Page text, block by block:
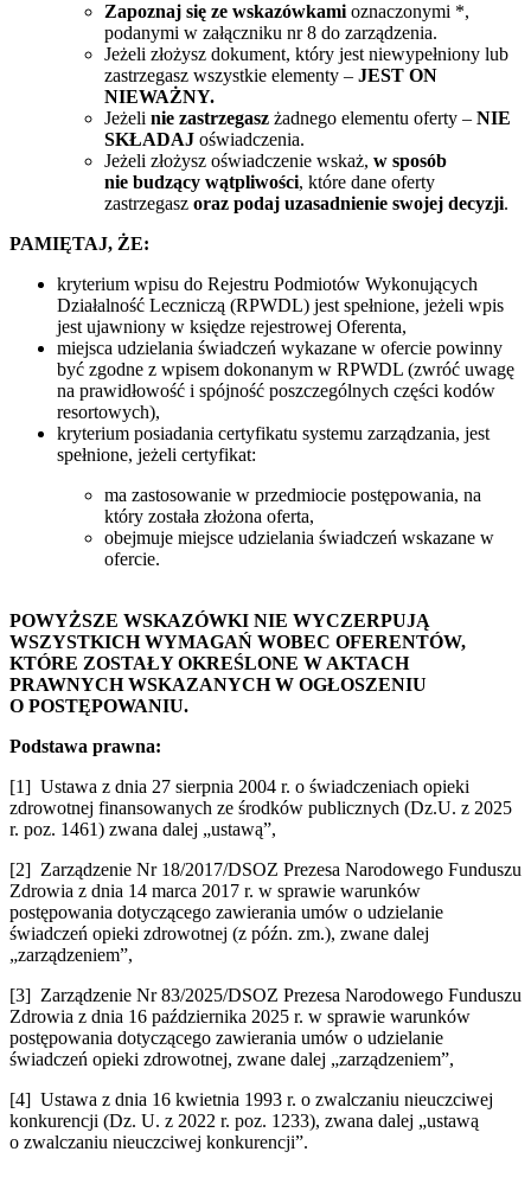
Zapoznaj się ze wskazówkami oznaczonymi *,
podanymi w załączniku nr 8 do zarządzenia.
Jeżeli złożysz dokument, który jest niewypełniony lub
zastrzegasz wszystkie elementy – JEST ON
NIEWAŻNY.
Jeżeli nie zastrzegasz żadnego elementu oferty – NIE
SKŁADAJ oświadczenia.
Jeżeli złożysz oświadczenie wskaż, w sposób
nie budzący wątpliwości, które dane oferty
zastrzegasz oraz podaj uzasadnienie swojej decyzji.
PAMIĘTAJ, ŻE:
kryterium wpisu do Rejestru Podmiotów Wykonujących
Działalność Leczniczą (RPWDL) jest spełnione, jeżeli wpis
jest ujawniony w księdze rejestrowej Oferenta,
miejsca udzielania świadczeń wykazane w ofercie powinny
być zgodne z wpisem dokonanym w RPWDL (zwróć uwagę
na prawidłowość i spójność poszczególnych części kodów
resortowych),
kryterium posiadania certyfikatu systemu zarządzania, jest
spełnione, jeżeli certyfikat:
ma zastosowanie w przedmiocie postępowania, na
który została złożona oferta,
obejmuje miejsce udzielania świadczeń wskazane w
ofercie.
POWYŻSZE WSKAZÓWKI NIE WYCZERPUJĄ
WSZYSTKICH WYMAGAŃ WOBEC OFERENTÓW,
KTÓRE ZOSTAŁY OKREŚLONE W AKTACH
PRAWNYCH WSKAZANYCH W OGŁOSZENIU
O POSTĘPOWANIU.
Podstawa prawna:
[1] Ustawa z dnia 27 sierpnia 2004 r. o świadczeniach opieki
zdrowotnej finansowanych ze środków publicznych (Dz.U. z 2025
r. poz. 1461) zwana dalej „ustawą”,
[2] Zarządzenie Nr 18/2017/DSOZ Prezesa Narodowego Funduszu
Zdrowia z dnia 14 marca 2017 r. w sprawie warunków
postępowania dotyczącego zawierania umów o udzielanie
świadczeń opieki zdrowotnej (z późn. zm.), zwane dalej
„zarządzeniem”,
[3] Zarządzenie Nr 83/2025/DSOZ Prezesa Narodowego Funduszu
Zdrowia z dnia 16 października 2025 r. w sprawie warunków
postępowania dotyczącego zawierania umów o udzielanie
świadczeń opieki zdrowotnej, zwane dalej „zarządzeniem”,
[4] Ustawa z dnia 16 kwietnia 1993 r. o zwalczaniu nieuczciwej
konkurencji (Dz. U. z 2022 r. poz. 1233), zwana dalej „ustawą
o zwalczaniu nieuczciwej konkurencji”.